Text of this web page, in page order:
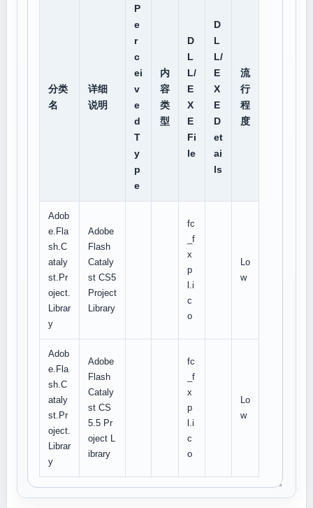
分类
名
详细
说明
P
e
r
c
ei
v
e
d
T
y
p
e
内
容
类
型
D
L
L/
E
X
E
Fi
le
D
L
L/
E
X
E
D
et
ai
ls
流
行
程
度
Adob
e.Fla
sh.C
ataly
st.Pr
oject.
Librar
y
Adobe
Flash
Cataly
st CS5
Project
Library
fc
_f
x
p
l.i
c
o
Lo
w
Adob
e.Fla
sh.C
ataly
st.Pr
oject.
Librar
y
Adobe
Flash
Cataly
st CS
5.5 Pr
oject L
ibrary
fc
_f
x
p
l.i
c
o
Lo
w